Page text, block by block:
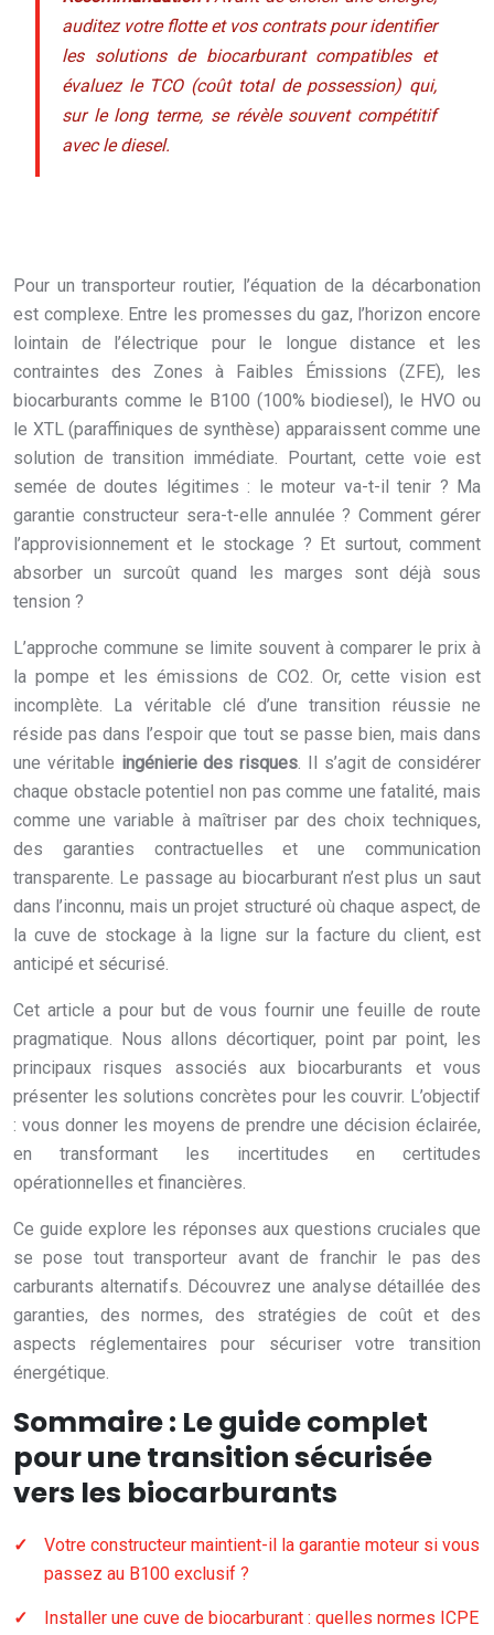
auditez votre flotte et vos contrats pour identifier
les solutions de biocarburant compatibles et
évaluez le TCO (coût total de possession) qui,
sur le long terme, se révèle souvent compétitif
avec le diesel.
Pour un transporteur routier, l’équation de la décarbonation
est complexe. Entre les promesses du gaz, l’horizon encore
lointain de l’électrique pour le longue distance et les
contraintes des Zones à Faibles Émissions (ZFE), les
biocarburants comme le B100 (100% biodiesel), le HVO ou
le XTL (paraffiniques de synthèse) apparaissent comme une
solution de transition immédiate. Pourtant, cette voie est
semée de doutes légitimes : le moteur va-t-il tenir ? Ma
garantie constructeur sera-t-elle annulée ? Comment gérer
l’approvisionnement et le stockage ? Et surtout, comment
absorber un surcoût quand les marges sont déjà sous
tension ?
L’approche commune se limite souvent à comparer le prix à
la pompe et les émissions de CO2. Or, cette vision est
incomplète. La véritable clé d’une transition réussie ne
réside pas dans l’espoir que tout se passe bien, mais dans
une véritable ingénierie des risques. Il s’agit de considérer
chaque obstacle potentiel non pas comme une fatalité, mais
comme une variable à maîtriser par des choix techniques,
des garanties contractuelles et une communication
transparente. Le passage au biocarburant n’est plus un saut
dans l’inconnu, mais un projet structuré où chaque aspect, de
la cuve de stockage à la ligne sur la facture du client, est
anticipé et sécurisé.
Cet article a pour but de vous fournir une feuille de route
pragmatique. Nous allons décortiquer, point par point, les
principaux risques associés aux biocarburants et vous
présenter les solutions concrètes pour les couvrir. L’objectif
: vous donner les moyens de prendre une décision éclairée,
en transformant les incertitudes en certitudes
opérationnelles et financières.
Ce guide explore les réponses aux questions cruciales que
se pose tout transporteur avant de franchir le pas des
carburants alternatifs. Découvrez une analyse détaillée des
garanties, des normes, des stratégies de coût et des
aspects réglementaires pour sécuriser votre transition
énergétique.
Sommaire : Le guide complet
pour une transition sécurisée
vers les biocarburants
Votre constructeur maintient-il la garantie moteur si vous
passez au B100 exclusif ?
Installer une cuve de biocarburant : quelles normes ICPE